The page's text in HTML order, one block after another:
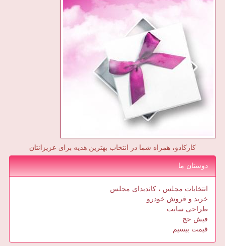
کارکادو، همراه شما در انتخاب بهترین هدیه برای عزیزانتان
دوستان ما
انتخابات مجلس ، کاندیدای مجلس
خرید و فروش خودرو
طراحی سایت
فیش حج
قیمت بیسیم